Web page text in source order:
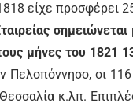
είχε προσφέρει
μήνες του 1821
Πελοπόννησο, οι
κ.λπ.